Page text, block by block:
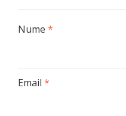
Nume *
Email *